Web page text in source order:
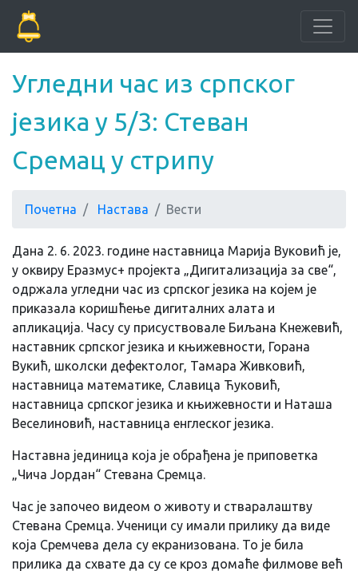
Угледни час из српског
језика у 5/3: Стеван
Сремац у стрипу
Почетна Настава Вести
Дана 2. 6. 2023. године наставница Марија Вуковић је,
у оквиру Еразмус+ пројекта „Дигитализација за све“,
одржала угледни час из српског језика на којем је
приказала коришћење дигиталних алата и
апликација. Часу су присуствовале Биљана Кнежевић,
наставник српског језика и књижевности, Горана
Вукић, школски дефектолог, Тамара Живковић,
наставница математике, Славица Ћуковић,
наставница српског језика и књижевности и Наташа
Веселиновић, наставница енглеског језика.
Наставна јединица која је обрађена је приповетка
„Чича Јордан“ Стевана Сремца.
Час је започео видеом о животу и стваралаштву
Стевана Сремца. Ученици су имали прилику да виде
која Сремчева дела су екранизована. То је била
прилика да схвате да су се кроз домаће филмове већ